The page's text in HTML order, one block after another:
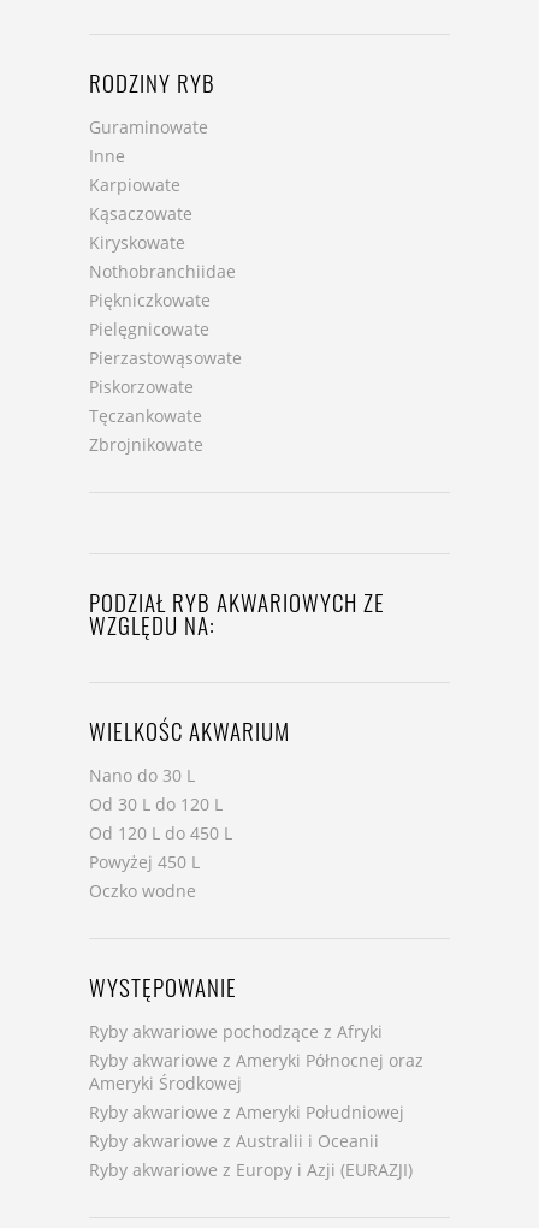
RODZINY RYB
Guraminowate
Inne
Karpiowate
Kąsaczowate
Kiryskowate
Nothobranchiidae
Piękniczkowate
Pielęgnicowate
Pierzastowąsowate
Piskorzowate
Tęczankowate
Zbrojnikowate
PODZIAŁ RYB AKWARIOWYCH ZE
WZGLĘDU NA:
WIELKOŚC AKWARIUM
Nano do 30 L
Od 30 L do 120 L
Od 120 L do 450 L
Powyżej 450 L
Oczko wodne
WYSTĘPOWANIE
Ryby akwariowe pochodzące z Afryki
Ryby akwariowe z Ameryki Północnej oraz
Ameryki Środkowej
Ryby akwariowe z Ameryki Południowej
Ryby akwariowe z Australii i Oceanii
Ryby akwariowe z Europy i Azji (EURAZJI)